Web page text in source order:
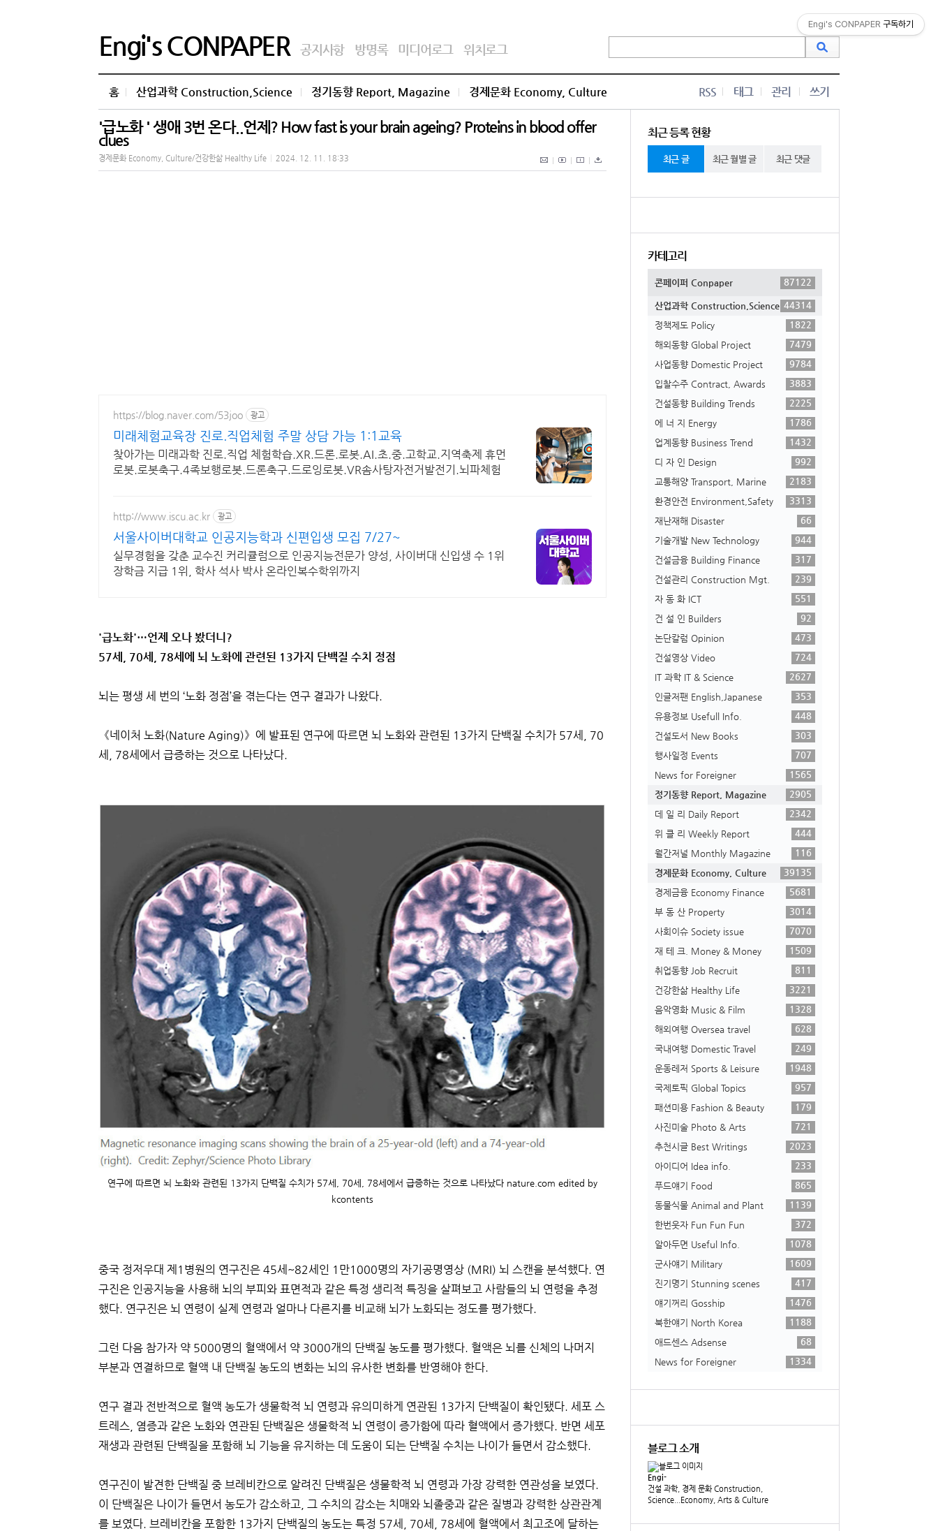
Engi's CONPAPER 공지사항 방명록 미디어로그 위치로그
홈 산업과학 Construction,Science 정기동향 Report, Magazine 경제문화 Economy, Culture RSS 태그 관리 쓰기
'급노화 ' 생애 3번 온다..언제? How fast is your brain ageing? Proteins in blood offer
clues
경제문화 Economy, Culture/건강한삶 Healthy Life 2024. 12. 11. 18:33
https://blog.naver.com/53joo 광고
미래체험교육장 진로.직업체험 주말 상담 가능 1:1교육
찾아가는 미래과학 진로.직업 체험학습.XR.드론.로봇.AI.초.중.고학교.지역축제 휴먼
로봇.로봇축구.4족보행로봇.드론축구.드로잉로봇.VR솜사탕자전거발전기.뇌파체험
http://www.iscu.ac.kr 광고
서울사이버대학교 인공지능학과 신편입생 모집 7/27~
실무경험을 갖춘 교수진 커리큘럼으로 인공지능전문가 양성, 사이버대 신입생 수 1위
장학금 지급 1위, 학사 석사 박사 온라인복수학위까지
'급노화'…언제 오나 봤더니?
57세, 70세, 78세에 뇌 노화에 관련된 13가지 단백질 수치 정점
뇌는 평생 세 번의 ‘노화 정점’을 겪는다는 연구 결과가 나왔다.
《네이처 노화(Nature Aging)》에 발표된 연구에 따르면 뇌 노화와 관련된 13가지 단백질 수치가 57세, 70
세, 78세에서 급증하는 것으로 나타났다.
연구에 따르면 뇌 노화와 관련된 13가지 단백질 수치가 57세, 70세, 78세에서 급증하는 것으로 나타났다 nature.com edited by
kcontents
중국 정저우대 제1병원의 연구진은 45세~82세인 1만1000명의 자기공명영상 (MRI) 뇌 스캔을 분석했다. 연
구진은 인공지능을 사용해 뇌의 부피와 표면적과 같은 특정 생리적 특징을 살펴보고 사람들의 뇌 연령을 추정
했다. 연구진은 뇌 연령이 실제 연령과 얼마나 다른지를 비교해 뇌가 노화되는 정도를 평가했다.
그런 다음 참가자 약 5000명의 혈액에서 약 3000개의 단백질 농도를 평가했다. 혈액은 뇌를 신체의 나머지
부분과 연결하므로 혈액 내 단백질 농도의 변화는 뇌의 유사한 변화를 반영해야 한다.
연구 결과 전반적으로 혈액 농도가 생물학적 뇌 연령과 유의미하게 연관된 13가지 단백질이 확인됐다. 세포 스
트레스, 염증과 같은 노화와 연관된 단백질은 생물학적 뇌 연령이 증가함에 따라 혈액에서 증가했다. 반면 세포
재생과 관련된 단백질을 포함해 뇌 기능을 유지하는 데 도움이 되는 단백질 수치는 나이가 들면서 감소했다.
연구진이 발견한 단백질 중 브레비칸으로 알려진 단백질은 생물학적 뇌 연령과 가장 강력한 연관성을 보였다.
이 단백질은 나이가 들면서 농도가 감소하고, 그 수치의 감소는 치매와 뇌졸중과 같은 질병과 강력한 상관관계
를 보였다. 브레비칸을 포함한 13가지 단백질의 농도는 특정 57세, 70세, 78세에 혈액에서 최고조에 달하는
최근 등록 현황
최근 글 최근 월별 글 최근 댓글
카테고리
콘페이퍼 Conpaper 87122
산업과학 Construction,Science 44314
정책제도 Policy
1822
해외동향 Global Project
7479
사업동향 Domestic Project
9784
입찰수주 Contract, Awards
3883
건설동향 Building Trends
2225
에 너 지 Energy
1786
업계동향 Business Trend
1432
디 자 인 Design
992
교통해양 Transport, Marine
2183
환경안전 Environment,Safety
3313
재난재해 Disaster
66
기술개발 New Technology
944
건설금융 Building Finance
317
건설관리 Construction Mgt.
239
자 동 화 ICT
551
건 설 인 Builders
92
논단칼럼 Opinion
473
건설영상 Video
724
IT 과학 IT & Science
2627
인글저팬 English,Japanese
353
유용정보 Usefull Info.
448
건설도서 New Books
303
행사일정 Events
707
News for Foreigner
1565
정기동향 Report, Magazine
2905
데 일 리 Daily Report
2342
위 클 리 Weekly Report
444
월간저널 Monthly Magazine
116
경제문화 Economy, Culture
39135
경제금융 Economy Finance
5681
부 동 산 Property
3014
사회이슈 Society issue
7070
재 테 크. Money & Money
1509
취업동향 Job Recruit
811
건강한삶 Healthy Life
3221
음악영화 Music & Film
1328
해외여행 Oversea travel
628
국내여행 Domestic Travel
249
운동레저 Sports & Leisure
1948
국제토픽 Global Topics
957
패션미용 Fashion & Beauty
179
사진미술 Photo & Arts
721
추천시글 Best Writings
2023
아이디어 Idea info.
233
푸드얘기 Food
865
동물식물 Animal and Plant
1139
한번웃자 Fun Fun Fun
372
알아두면 Useful Info.
1078
군사얘기 Military
1609
진기명기 Stunning scenes
417
얘기꺼리 Gosship
1476
북한얘기 North Korea
1188
애드센스 Adsense
68
News for Foreigner
1334
블로그 소개
Engi-
건설 과학, 경제 문화 Construction,
Science...Economy, Arts & Culture
Engi's CONPAPER 구독하기